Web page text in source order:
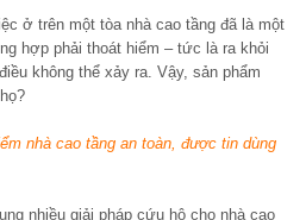
ở trên một tòa nhà cao tầng đã là một
hợp phải thoát hiểm – tức là ra khỏi
không thể xảy ra. Vậy, sản phẩm
nhà cao tầng an toàn, được tin dùng
nhiều giải pháp cứu hộ cho nhà cao